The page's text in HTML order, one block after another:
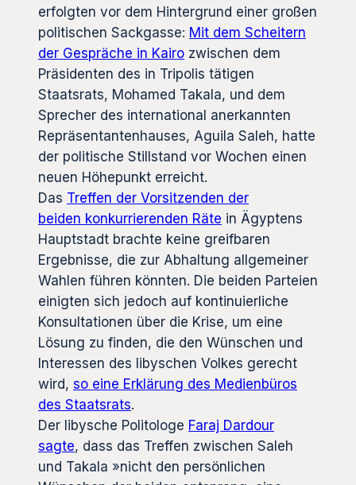
erfolgten vor dem Hintergrund einer großen
politischen Sackgasse: Mit dem Scheitern
der Gespräche in Kairo zwischen dem
Präsidenten des in Tripolis tätigen
Staatsrats, Mohamed Takala, und dem
Sprecher des international anerkannten
Repräsentantenhauses, Aguila Saleh, hatte
der politische Stillstand vor Wochen einen
neuen Höhepunkt erreicht.
Das Treffen der Vorsitzenden der
beiden konkurrierenden Räte in Ägyptens
Hauptstadt brachte keine greifbaren
Ergebnisse, die zur Abhaltung allgemeiner
Wahlen führen könnten. Die beiden Parteien
einigten sich jedoch auf kontinuierliche
Konsultationen über die Krise, um eine
Lösung zu finden, die den Wünschen und
Interessen des libyschen Volkes gerecht
wird, so eine Erklärung des Medienbüros
des Staatsrats.
Der libysche Politologe Faraj Dardour
sagte, dass das Treffen zwischen Saleh
und Takala »nicht den persönlichen